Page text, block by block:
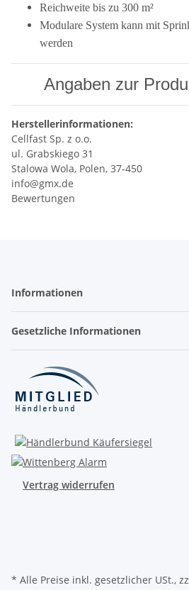
Reichweite bis zu 300 m²
Modulare System kann mit
werden
Angaben zur
Herstellerinformationen:
Cellfast Sp. z o.o.
ul. Grabskiego 31
Stalowa Wola, Polen, 37-450
info@gmx.de
Bewertungen
Informationen
Gesetzliche Informationen
Vertrag widerrufen
* Alle Preise inkl. gesetzlicher USt.,